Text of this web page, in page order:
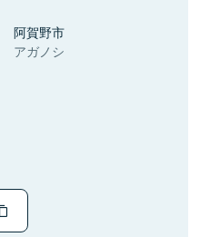
阿賀野市
アガノシ